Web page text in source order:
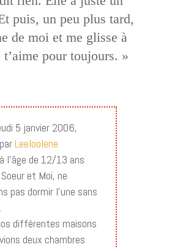
puis, un peu plus tard,
de moi et me glisse à
pour toujours. »
5 janvier 2006,
Leeloolene
l’âge de 12/13 ans
et Moi, ne
pas dormir l’une sans
différentes maisons
deux chambres